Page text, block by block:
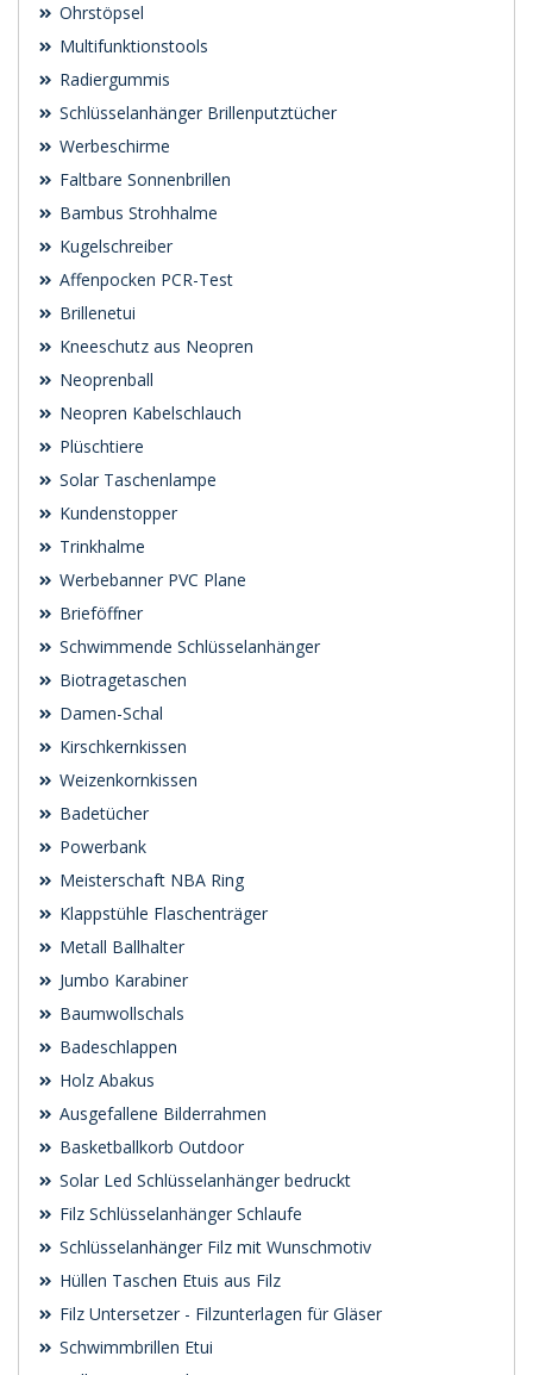
Ohrstöpsel
Multifunktionstools
Radiergummis
Schlüsselanhänger Brillenputztücher
Werbeschirme
Faltbare Sonnenbrillen
Bambus Strohhalme
Kugelschreiber
Affenpocken PCR-Test
Brillenetui
Kneeschutz aus Neopren
Neoprenball
Neopren Kabelschlauch
Plüschtiere
Solar Taschenlampe
Kundenstopper
Trinkhalme
Werbebanner PVC Plane
Brieföffner
Schwimmende Schlüsselanhänger
Biotragetaschen
Damen-Schal
Kirschkernkissen
Weizenkornkissen
Badetücher
Powerbank
Meisterschaft NBA Ring
Klappstühle Flaschenträger
Metall Ballhalter
Jumbo Karabiner
Baumwollschals
Badeschlappen
Holz Abakus
Ausgefallene Bilderrahmen
Basketballkorb Outdoor
Solar Led Schlüsselanhänger bedruckt
Filz Schlüsselanhänger Schlaufe
Schlüsselanhänger Filz mit Wunschmotiv
Hüllen Taschen Etuis aus Filz
Filz Untersetzer - Filzunterlagen für Gläser
Schwimmbrillen Etui